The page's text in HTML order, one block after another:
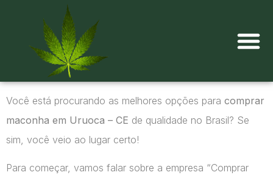
Você está procurando as melhores opções para comprar
maconha em Uruoca – CE de qualidade no Brasil? Se
sim, você veio ao lugar certo!
Para começar, vamos falar sobre a empresa “Comprar